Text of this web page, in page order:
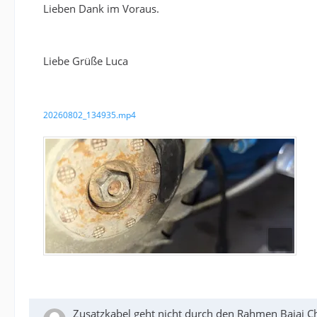
Lieben Dank im Voraus.
Liebe Grüße Luca
20260802_134935.mp4
Zusatzkabel geht nicht durch den Rahmen Bajaj